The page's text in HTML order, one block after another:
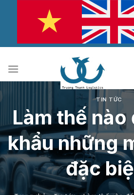
dung
TIN TỨC
Làm thế nào
khẩu những
đặc